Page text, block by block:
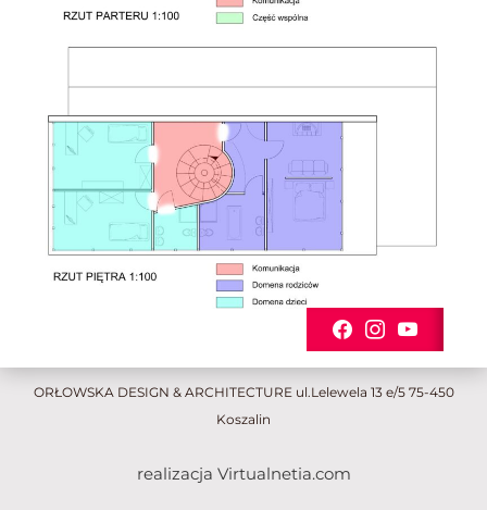
ORŁOWSKA DESIGN & ARCHITECTURE ul.Lelewela 13 e/5 75-450
Koszalin
realizacja Virtualnetia.com